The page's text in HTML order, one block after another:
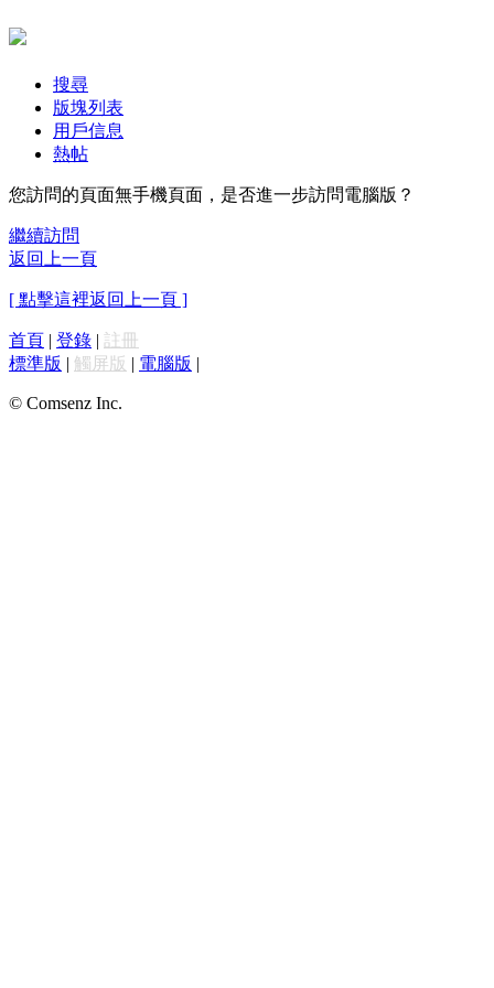
搜尋
版塊列表
用戶信息
熱帖
您訪問的頁面無手機頁面，是否進一步訪問電腦版？
繼續訪問
返回上一頁
[ 點擊這裡返回上一頁 ]
首頁 | 登錄 | 註冊
標準版 | 觸屏版 | 電腦版 |
© Comsenz Inc.